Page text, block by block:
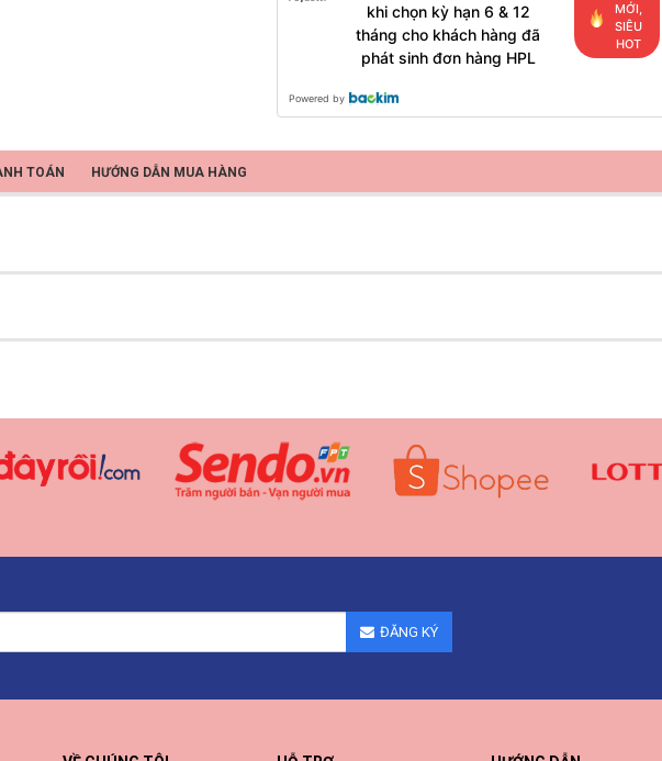
khi chọn kỳ hạn 6 & 12
tháng cho khách hàng đã
phát sinh đơn hàng HPL
MỚI,
SIÊU
HOT
Powered by
TOÁN HƯỚNG DẪN MUA HÀNG
ĐĂNG KÝ